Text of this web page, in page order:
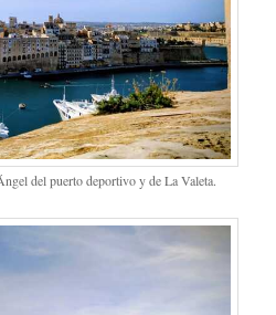
del puerto deportivo y de La Valeta.